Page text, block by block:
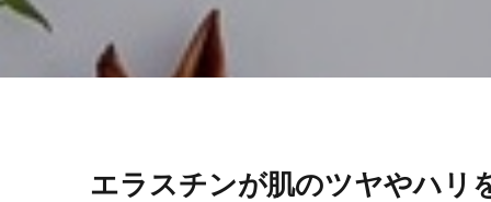
エラスチンが肌のツヤやハリ